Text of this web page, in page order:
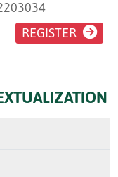
REGISTER